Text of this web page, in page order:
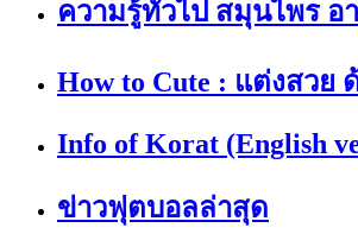
ความรู้ทั่วไป สมุนไพร อ
How to Cute : แต่งสวย
Info of Korat (English
ข่าวฟุตบอลล่าสุด